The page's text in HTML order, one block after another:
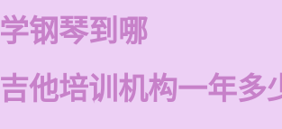
学钢琴到哪
吉他培训机构一年多